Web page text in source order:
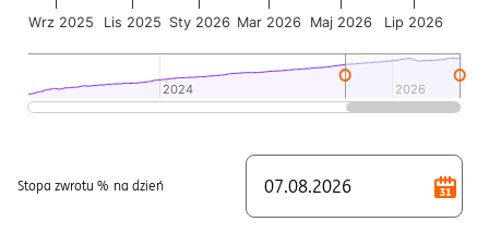
Lip 2026
Wrz 2025 Lis 2025 Sty 2026 Mar 2026 Maj 2026
2024
2024 2026
2026
Stopa zwrotu % na dzień